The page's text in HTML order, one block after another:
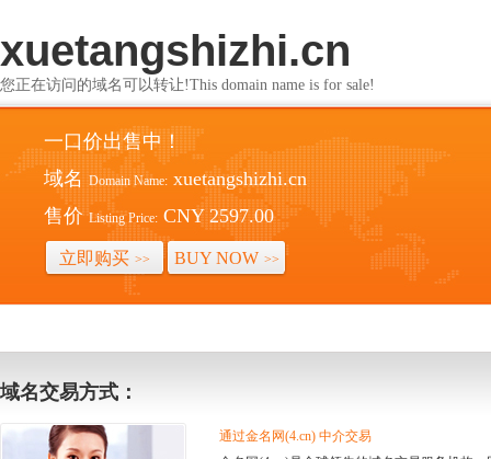
xuetangshizhi.cn
您正在访问的域名可以转让!This domain name is for sale!
一口价出售中！
域名 Domain Name: xuetangshizhi.cn
售价 Listing Price: CNY 2597.00
立即购买 >> BUY NOW >>
域名交易方式：
通过金名网(4.cn) 中介交易